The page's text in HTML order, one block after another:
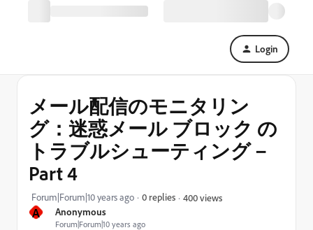
Login
A Anonymous
Forum|Forum|10 years ago
メール配信のモニタリン
グ：迷惑メール ブロック の
トラブルシューティング－
Part 4
Forum|Forum|10 years ago 0 replies 400 views